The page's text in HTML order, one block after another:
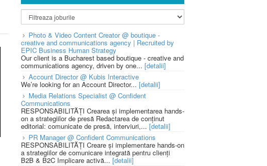
Photo & Video Content Creator @ boutique -
creative and communications agency | Recruited by
EPIC Business Human Strategy
Our client is a Bucharest based boutique - creative and
communications agency, driven by one... [detalii]
Account Director @ Kubis Interactive
We’re looking for an Account Director... [detalii]
Media Relations Specialist @ Confident
Communications
RESPONSABILITĂȚI Crearea și implementarea hands-
on a strategiilor de presă Redactarea de conținut
editorial: comunicate de presă, interviuri,... [detalii]
PR Manager @ Confident Communications
RESPONSABILITĂȚI Creare și implementare hands-on
a strategiilor de comunicare integrată pentru clienți
B2B & B2C Implicare activă... [detalii]